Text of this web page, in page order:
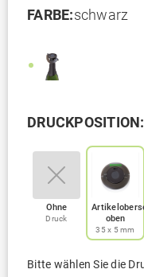
FARBE:schwarz
DRUCKPOSITION:
Ohne
Druck
oben
35 x 5 mm
Bitte wählen Sie die